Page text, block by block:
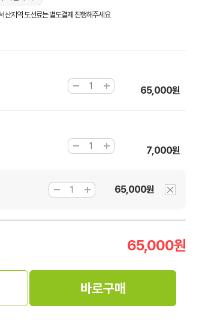
산지역 도선료는 별도결제 진행해주세요
65,000원
7,000원
65,000원
65,000원
바로구매